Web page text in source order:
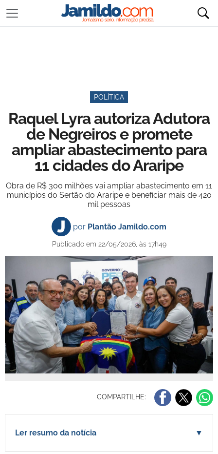
POLÍTICA
Raquel Lyra autoriza Adutora
de Negreiros e promete
ampliar abastecimento para
11 cidades do Araripe
Obra de R$ 300 milhões vai ampliar abastecimento em 11
municípios do Sertão do Araripe e beneficiar mais de 420
mil pessoas
por Plantão Jamildo.com
Publicado em 22/05/2026, às 17h49
COMPARTILHE:
Ler resumo da notícia ▼